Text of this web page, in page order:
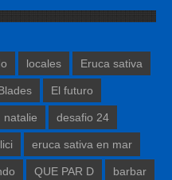
locales Eruca sativa
El futuro
natalie desafio 24
eruca sativa en mar
QUE PAR D barbar